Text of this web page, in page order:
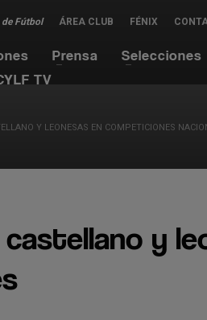
de Fútbol ÁREA CLUB FÉNIX
Prensa Selecciones
TV
Y LEONESAS EN COMPETICIONES
y